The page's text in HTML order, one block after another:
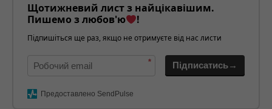
Щотижневий лист з найцікавішим.
Пишемо з любов'ю
!
Підпишіться ще раз, якщо не отримуєте від нас листи
* Підписатись→
Предоставлено SendPulse